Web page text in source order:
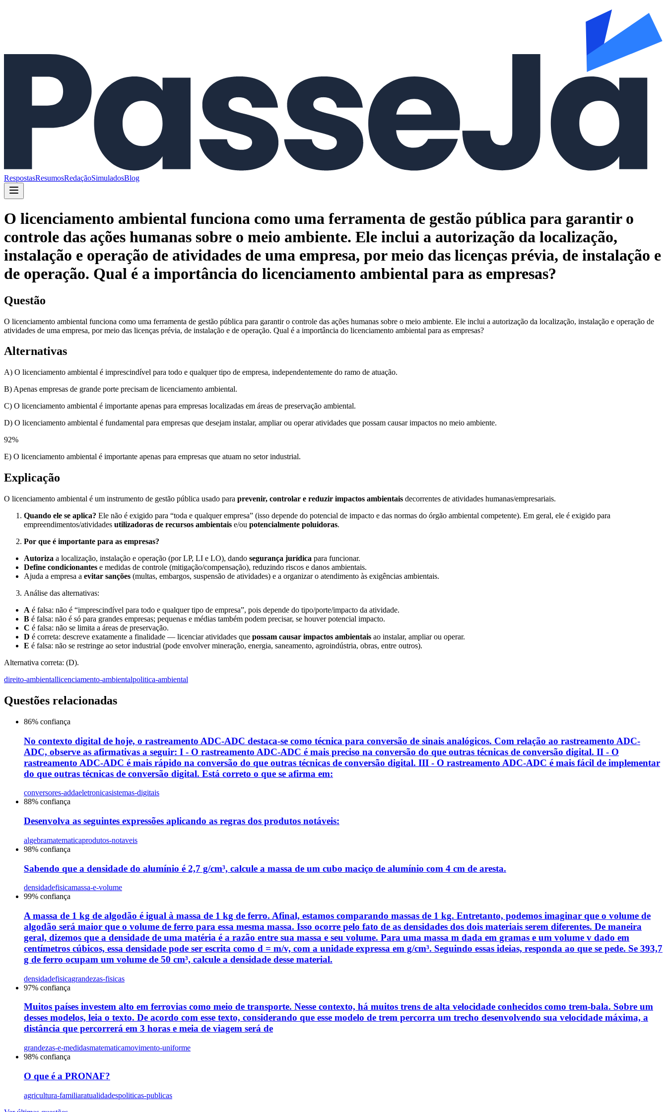
RespostasResumosRedaçãoSimuladosBlog
O licenciamento ambiental funciona como uma ferramenta de gestão pública para garantir o
controle das ações humanas sobre o meio ambiente. Ele inclui a autorização da localização,
instalação e operação de atividades de uma empresa, por meio das licenças prévia, de instalação e
de operação. Qual é a importância do licenciamento ambiental para as empresas?
Questão
O licenciamento ambiental funciona como uma ferramenta de gestão pública para garantir o controle das ações humanas sobre o meio ambiente. Ele inclui a autorização da localização, instalação e operação de
atividades de uma empresa, por meio das licenças prévia, de instalação e de operação. Qual é a importância do licenciamento ambiental para as empresas?
Alternativas
A) O licenciamento ambiental é imprescindível para todo e qualquer tipo de empresa, independentemente do ramo de atuação.
B) Apenas empresas de grande porte precisam de licenciamento ambiental.
C) O licenciamento ambiental é importante apenas para empresas localizadas em áreas de preservação ambiental.
D) O licenciamento ambiental é fundamental para empresas que desejam instalar, ampliar ou operar atividades que possam causar impactos no meio ambiente.
92%
E) O licenciamento ambiental é importante apenas para empresas que atuam no setor industrial.
Explicação
O licenciamento ambiental é um instrumento de gestão pública usado para prevenir, controlar e reduzir impactos ambientais decorrentes de atividades humanas/empresariais.
Quando ele se aplica? Ele não é exigido para “toda e qualquer empresa” (isso depende do potencial de impacto e das normas do órgão ambiental competente). Em geral, ele é exigido para
empreendimentos/atividades utilizadoras de recursos ambientais e/ou potencialmente poluidoras.
Por que é importante para as empresas?
Autoriza a localização, instalação e operação (por LP, LI e LO), dando segurança jurídica para funcionar.
Define condicionantes e medidas de controle (mitigação/compensação), reduzindo riscos e danos ambientais.
Ajuda a empresa a evitar sanções (multas, embargos, suspensão de atividades) e a organizar o atendimento às exigências ambientais.
Análise das alternativas:
A é falsa: não é “imprescindível para todo e qualquer tipo de empresa”, pois depende do tipo/porte/impacto da atividade.
B é falsa: não é só para grandes empresas; pequenas e médias também podem precisar, se houver potencial impacto.
C é falsa: não se limita a áreas de preservação.
D é correta: descreve exatamente a finalidade — licenciar atividades que possam causar impactos ambientais ao instalar, ampliar ou operar.
E é falsa: não se restringe ao setor industrial (pode envolver mineração, energia, saneamento, agroindústria, obras, entre outros).
Alternativa correta: (D).
direito-ambientallicenciamento-ambientalpolitica-ambiental
Questões relacionadas
86% confiança
No contexto digital de hoje, o rastreamento ADC-ADC destaca-se como técnica para conversão de sinais analógicos. Com relação ao rastreamento ADC-
ADC, observe as afirmativas a seguir: I - O rastreamento ADC-ADC é mais preciso na conversão do que outras técnicas de conversão digital. II - O
rastreamento ADC-ADC é mais rápido na conversão do que outras técnicas de conversão digital. III - O rastreamento ADC-ADC é mais fácil de implementar
do que outras técnicas de conversão digital. Está correto o que se afirma em:
conversores-addaeletronicasistemas-digitais
88% confiança
Desenvolva as seguintes expressões aplicando as regras dos produtos notáveis:
algebramatematicaprodutos-notaveis
98% confiança
Sabendo que a densidade do alumínio é 2,7 g/cm³, calcule a massa de um cubo maciço de alumínio com 4 cm de aresta.
densidadefisicamassa-e-volume
99% confiança
A massa de 1 kg de algodão é igual à massa de 1 kg de ferro. Afinal, estamos comparando massas de 1 kg. Entretanto, podemos imaginar que o volume de
algodão será maior que o volume de ferro para essa mesma massa. Isso ocorre pelo fato de as densidades dos dois materiais serem diferentes. De maneira
geral, dizemos que a densidade de uma matéria é a razão entre sua massa e seu volume. Para uma massa m dada em gramas e um volume v dado em
centímetros cúbicos, essa densidade pode ser escrita como d = m/v, com a unidade expressa em g/cm³. Seguindo essas ideias, responda ao que se pede. Se 393,7
g de ferro ocupam um volume de 50 cm³, calcule a densidade desse material.
densidadefisicagrandezas-fisicas
97% confiança
Muitos países investem alto em ferrovias como meio de transporte. Nesse contexto, há muitos trens de alta velocidade conhecidos como trem-bala. Sobre um
desses modelos, leia o texto. De acordo com esse texto, considerando que esse modelo de trem percorra um trecho desenvolvendo sua velocidade máxima, a
distância que percorrerá em 3 horas e meia de viagem será de
grandezas-e-medidasmatematicamovimento-uniforme
98% confiança
O que é a PRONAF?
agricultura-familiaratualidadespoliticas-publicas